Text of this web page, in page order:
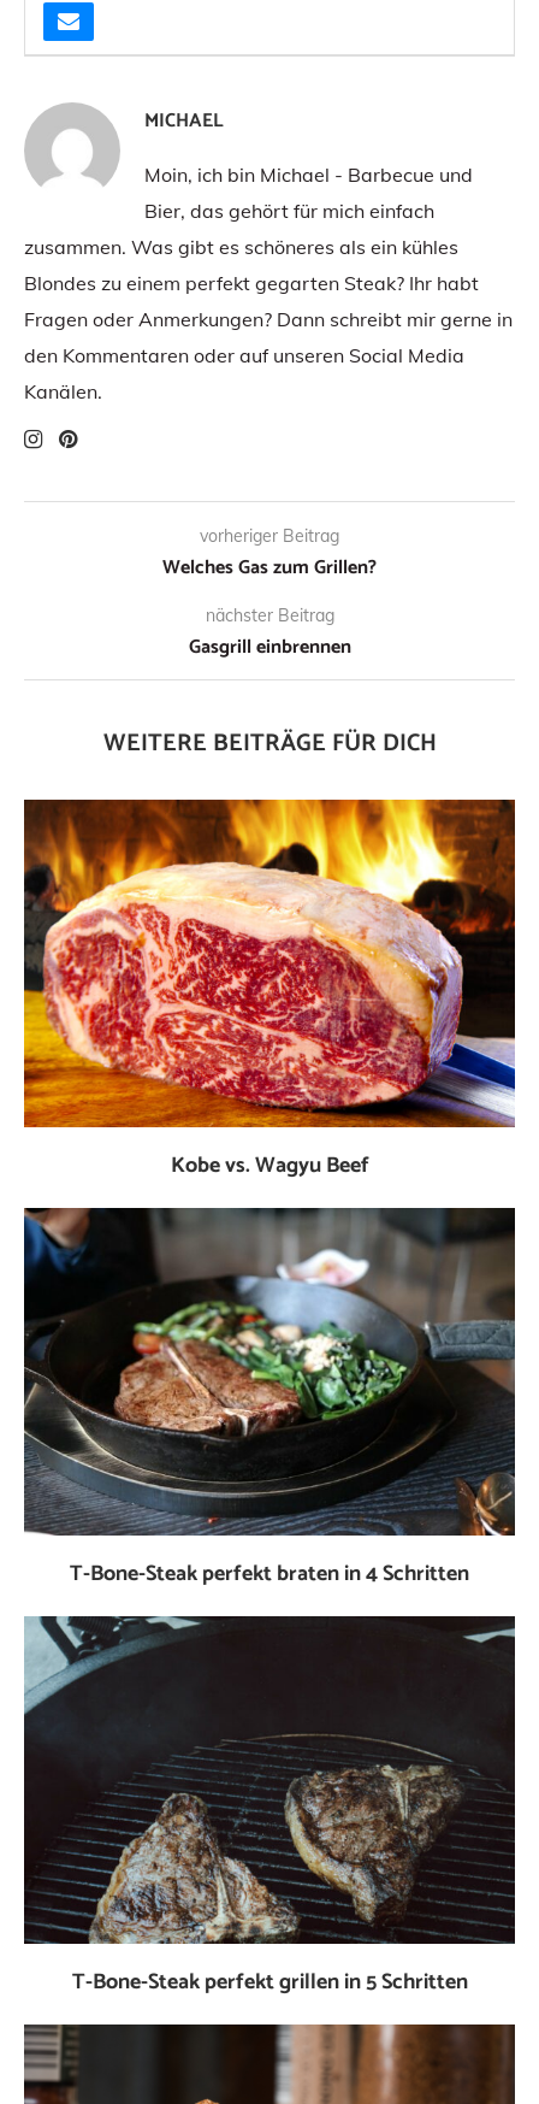
MICHAEL
Moin, ich bin Michael - Barbecue und
Bier, das gehört für mich einfach
zusammen. Was gibt es schöneres als ein kühles
Blondes zu einem perfekt gegarten Steak? Ihr habt
Fragen oder Anmerkungen? Dann schreibt mir gerne in
den Kommentaren oder auf unseren Social Media
Kanälen.
vorheriger Beitrag
Welches Gas zum Grillen?
nächster Beitrag
Gasgrill einbrennen
WEITERE BEITRÄGE FÜR DICH
Kobe vs. Wagyu Beef
T-Bone-Steak perfekt braten in 4 Schritten
T-Bone-Steak perfekt grillen in 5 Schritten